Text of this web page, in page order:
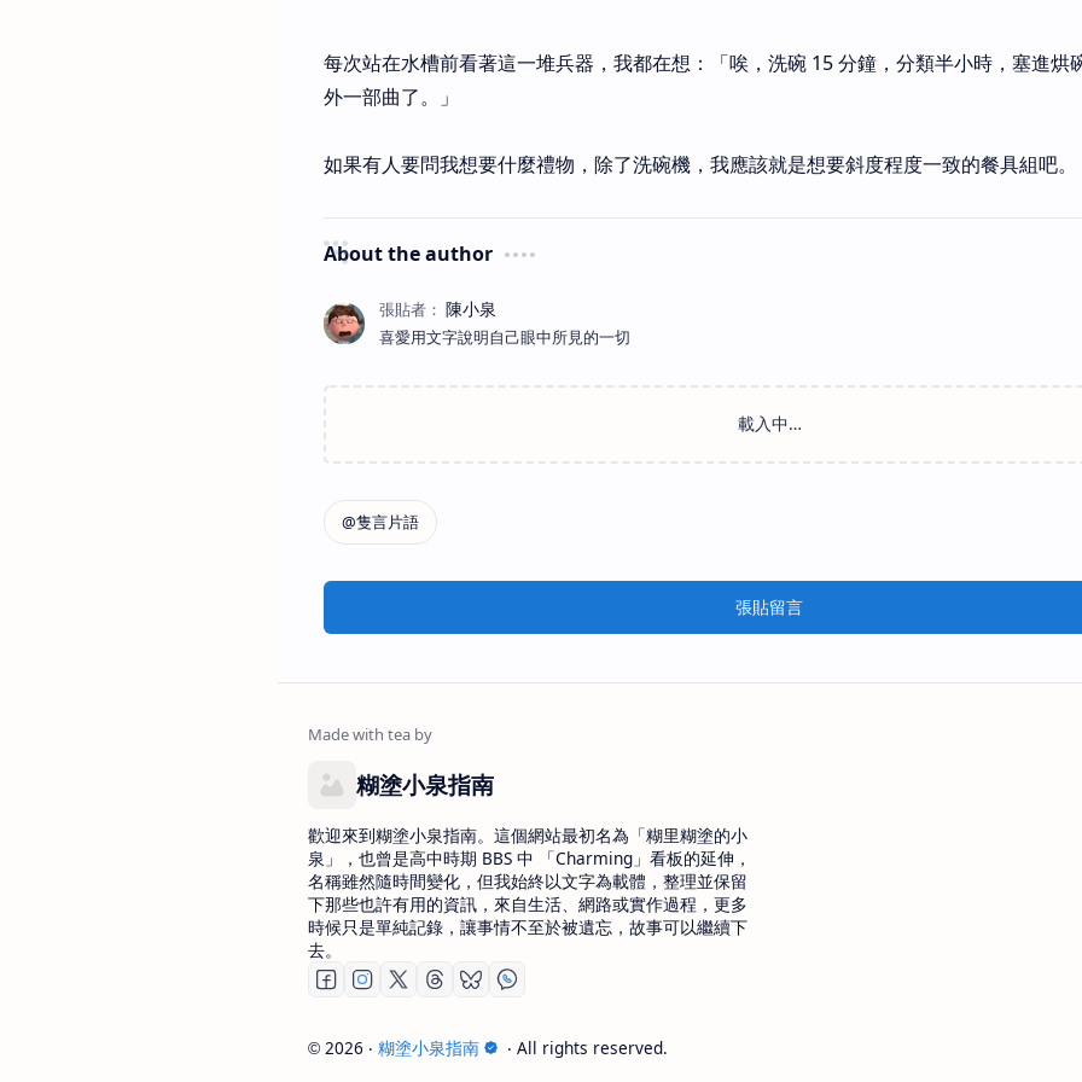
每次站在水槽前看著這一堆兵器，我都在想：「唉，洗碗 15 分鐘，分類半小時，塞進
外一部曲了。」
如果有人要問我想要什麼禮物，除了洗碗機，我應該就是想要斜度程度一致的餐具組吧。
About the author
喜愛用文字說明自己眼中所見的一切
張貼留言
糊塗小泉指南
歡迎來到糊塗小泉指南。這個網站最初名為「糊里糊塗的小
泉」，也曾是高中時期 BBS 中 「Charming」看板的延伸，
名稱雖然隨時間變化，但我始終以文字為載體，整理並保留
下那些也許有用的資訊，來自生活、網路或實作過程，更多
時候只是單純記錄，讓事情不至於被遺忘，故事可以繼續下
去。
© 2026 ‧ 糊塗小泉指南 ‧ All rights reserved.